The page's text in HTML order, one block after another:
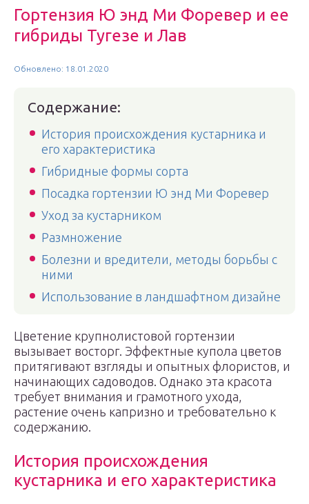
Гортензия Ю энд Ми Форевер и ее
гибриды Тугезе и Лав
Обновлено: 18.01.2020
Содержание:
История происхождения кустарника и
его характеристика
Гибридные формы сорта
Посадка гортензии Ю энд Ми Форевер
Уход за кустарником
Размножение
Болезни и вредители, методы борьбы с
ними
Использование в ландшафтном дизайне
Цветение крупнолистовой гортензии
вызывает восторг. Эффектные купола цветов
притягивают взгляды и опытных флористов, и
начинающих садоводов. Однако эта красота
требует внимания и грамотного ухода,
растение очень капризно и требовательно к
содержанию.
История происхождения
кустарника и его характеристика